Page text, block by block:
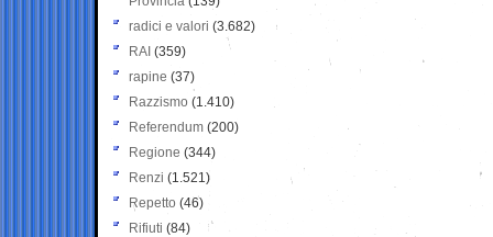
radici e valori (3.682)
RAI (359)
rapine (37)
Razzismo (1.410)
Referendum (200)
Regione (344)
Renzi (1.521)
Repetto (46)
Rifiuti (84)